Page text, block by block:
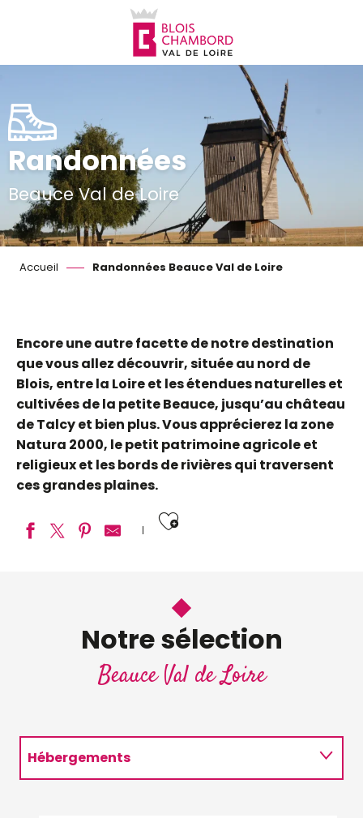
principal
Randonnées
Beauce Val de Loire
Accueil Randonnées Beauce Val de Loire
Encore une autre facette de notre destination
que vous allez découvrir, située au nord de
Blois, entre la Loire et les étendues naturelles et
cultivées de la petite Beauce, jusqu’au château
de Talcy et bien plus. Vous apprécierez la zone
Natura 2000, le petit patrimoine agricole et
religieux et les bords de rivières qui traversent
ces grandes plaines.
Ajouter aux
Rando : circuit du champ noir
Rando : de Véniel à Conan
Notre sélection
Beauce Val de Loire
Hébergements